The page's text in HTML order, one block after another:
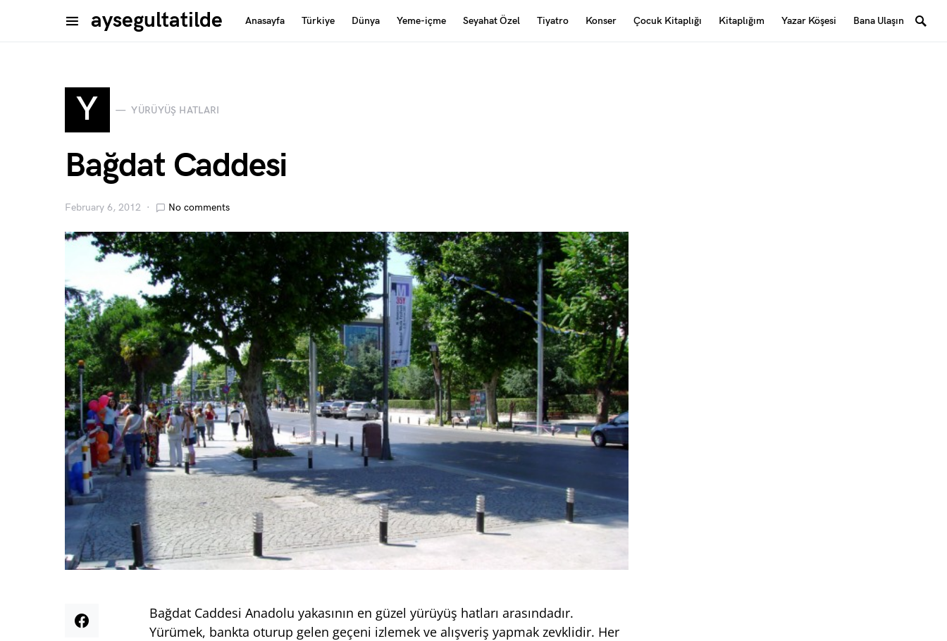
aysegultatilde Anasayfa Türkiye Dünya Yeme-içme Seyahat Özel Tiyatro Konser Çocuk Kitaplığı Kitaplığım Yazar Köşesi Bana Ulaşın
Y YÜRÜYÜŞ HATLARI
Bağdat Caddesi
February 6, 2012 No comments
Bağdat Caddesi Anadolu yakasının en güzel yürüyüş hatları arasındadır.
Yürümek, bankta oturup gelen geçeni izlemek ve alışveriş yapmak zevklidir. Her